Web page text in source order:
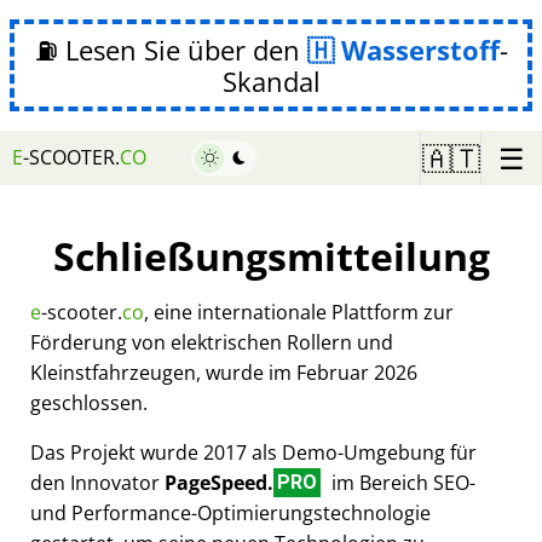
⛽ Lesen Sie über den Wasserstoff-
Skandal
E-SCOOTER.CO 🇦🇹 ☰
Schließungsmitteilung
e-scooter.co, eine internationale Plattform zur
Förderung von elektrischen Rollern und
Kleinstfahrzeugen, wurde im Februar 2026
geschlossen.
Das Projekt wurde 2017 als Demo-Umgebung für
den Innovator PageSpeed. PRO
im Bereich SEO-
und Performance-Optimierungstechnologie